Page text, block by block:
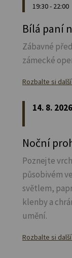
19:30 - 22:00
Bílá paní
Zábavné
zámecké
Rozbalte si
14. 8. 2026
Noční
Poznejte
působivém
světlem,
klenby a
umění.
Rozbalte si